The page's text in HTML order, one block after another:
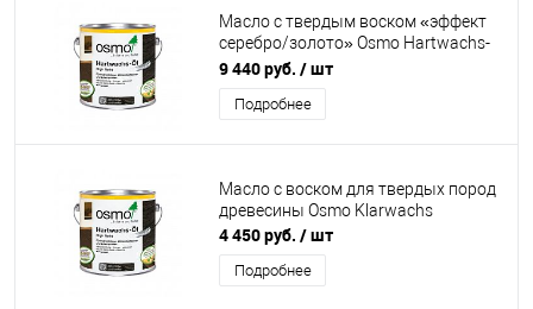
Масло с твердым воском «эффект
серебро/золото» Osmo Hartwachs-
Ol Effekt Silber/Gold
9 440 руб. / шт
Подробнее
Масло с воском для твердых пород
древесины Osmo Klarwachs
4 450 руб. / шт
Подробнее